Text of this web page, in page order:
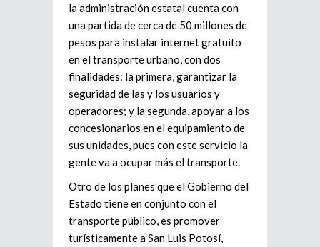
la administración estatal cuenta con
una partida de cerca de 50 millones de
pesos para instalar internet gratuito
en el transporte urbano, con dos
finalidades: la primera, garantizar la
seguridad de las y los usuarios y
operadores; y la segunda, apoyar a los
concesionarios en el equipamiento de
sus unidades, pues con este servicio la
gente va a ocupar más el transporte.
Otro de los planes que el Gobierno del
Estado tiene en conjunto con el
transporte público, es promover
turísticamente a San Luis Potosí,